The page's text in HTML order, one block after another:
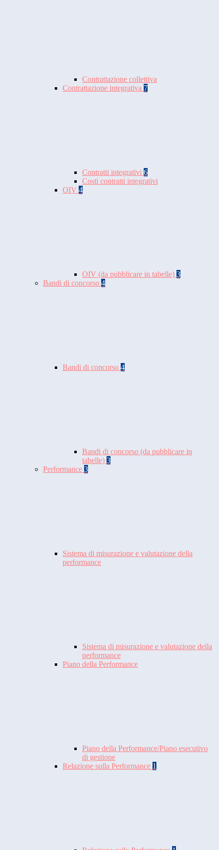
Contrattazione collettiva
Contrattazione integrativa 7
Contratti integrativi 6
Costi contratti integrativi
OIV 4
OIV (da pubblicare in tabelle) 3
Bandi di concorso 4
Bandi di concorso 4
Bandi di concorso (da pubblicare in
tabelle) 3
Performance 3
Sistema di misurazione e valutazione della
performance
Sistema di misurazione e valutazione della
performance
Piano della Performance
Piano della Performance/Piano esecutivo
di gestione
Relazione sulla Performance 1